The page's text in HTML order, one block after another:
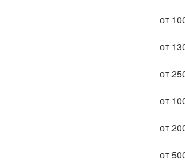
от
от
от
от
от
от